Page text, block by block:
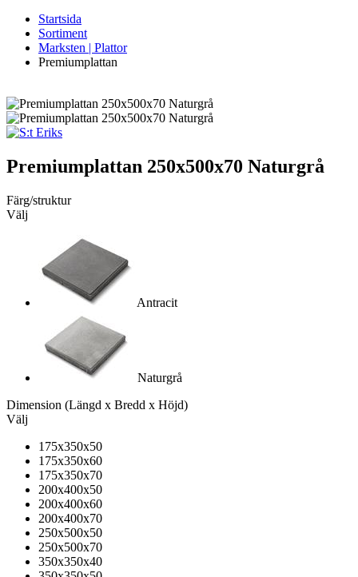
Startsida
Sortiment
Marksten | Plattor
Premiumplattan
Premiumplattan 250x500x70 Naturgrå
Färg/struktur
Välj
Antracit
Naturgrå
Dimension (Längd x Bredd x Höjd)
Välj
175x350x50
175x350x60
175x350x70
200x400x50
200x400x60
200x400x70
250x500x50
250x500x70
350x350x40